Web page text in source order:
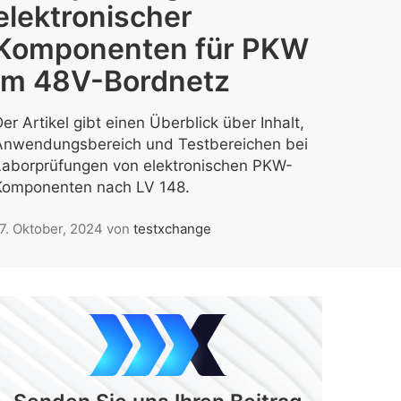
für PKW
48V-Bordnetz
Artikel gibt einen Überblick über Inhalt,
und Testbereichen bei
von elektronischen PKW-
nach LV 148.
Oktober, 2024 von testxchange